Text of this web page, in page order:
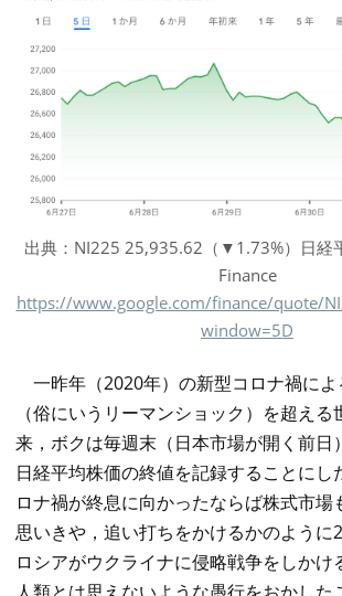
出典：NI225 25,935.62（▼1.73%）日経
Finance
https://www.google.com/finance/quote/
window=5D
一昨年（2020年）の新型コロナ禍に
（俗にいうリーマンショック）を超え
来，ボクは毎週末（日本市場が開く前日
日経平均株価の終値を記録することにし
ロナ禍が終息に向かったならば株式市場
思いきや，追い打ちをかけるかのように
ロシアがウクライナに侵略戦争をしかけ